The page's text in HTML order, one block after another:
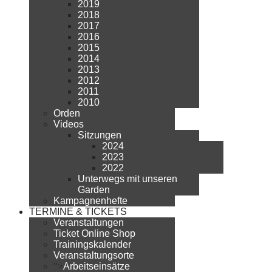
2019
2018
2017
2016
2015
2014
2013
2012
2011
2010
Orden
Videos
Sitzungen
2024
2023
2022
Unterwegs mit unseren
Garden
Kampagnenhefte
TERMINE & TICKETS
Veranstaltungen
Ticket Online Shop
Trainingskalender
Veranstaltungsorte
">Arbeitseinsätze